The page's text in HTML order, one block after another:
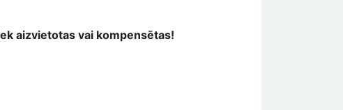
aizvietotas vai kompensētas!